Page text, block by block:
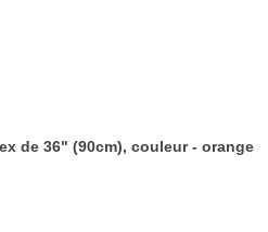
de 36" (90cm), couleur - orange